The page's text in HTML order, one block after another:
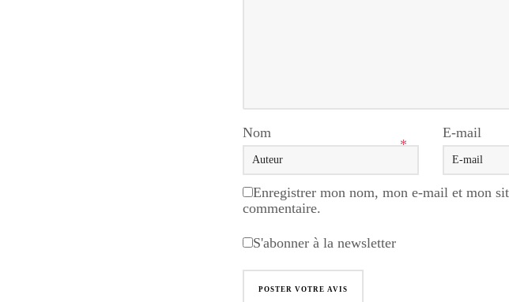
Nom
*
E-mail
Enregistrer mon nom, mon e-mail et mon
commentaire.
S'abonner à la newsletter